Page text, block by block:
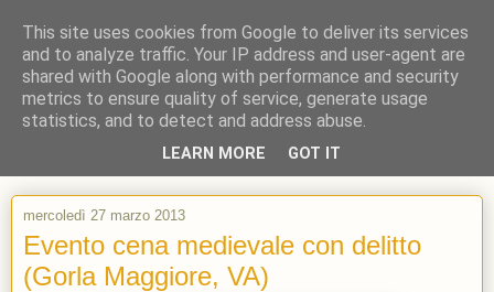
mercoledì 27 marzo 2013
Evento cena medievale con delitto
(Gorla Maggiore, VA)
This site uses cookies from Google to deliver its services
and to analyze traffic. Your IP address and user-agent are
shared with Google along with performance and security
metrics to ensure quality of service, generate usage
statistics, and to detect and address abuse.
LEARN MORE GOT IT